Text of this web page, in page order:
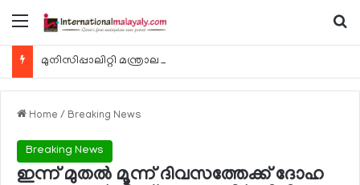
Menu
Home / Breaking News
Breaking News
ഇന്ന് മുതല്‍ മൂന്ന് ദിവസത്തേക്ക് ദോഹ